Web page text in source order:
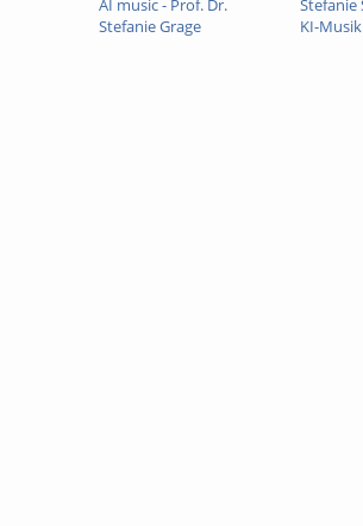
AI music - Prof. Dr.
Stefanie Grage
Stefanie
KI-